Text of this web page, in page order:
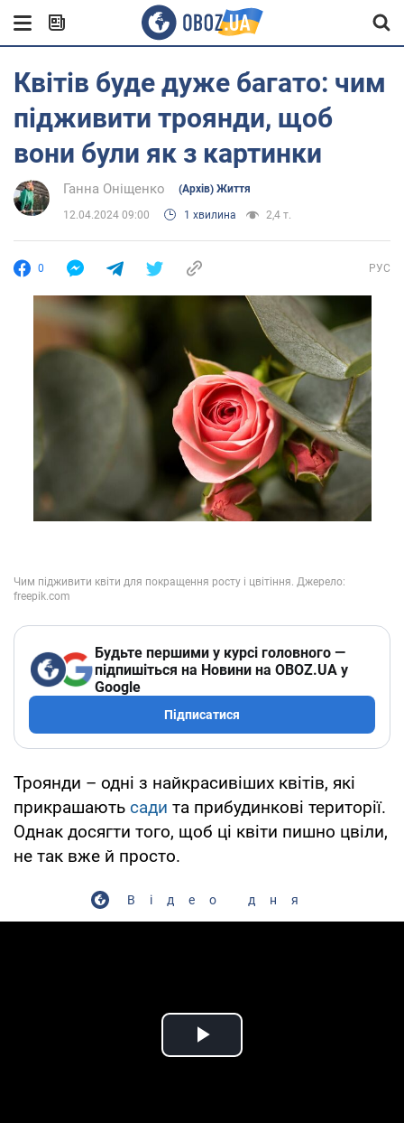
Квітів буде дуже багато: чим
підживити троянди, щоб
вони були як з картинки
Ганна Оніщенко (Архів) Життя
12.04.2024 09:00 1 хвилина 2,4 т.
0 РУС
Будьте першими у курсі головного —
підпишіться на Новини на OBOZ.UA у
Google
Підписатися
Троянди – одні з найкрасивіших квітів, які
прикрашають сади та прибудинкові території.
Однак досягти того, щоб ці квіти пишно цвіли,
не так вже й просто.
Відео дня
Play Video